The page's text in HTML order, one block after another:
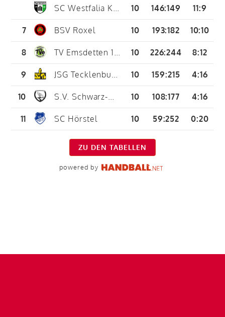
10 146:149 11:9
7 BSV Roxel 10 193:182 10:10
8 10 226:244 8:12
9 10 159:215 4:16
10 10 108:177 4:16
11 SC Hörstel 10 59:252 0:20
ZU DEN TABELLEN
powered by